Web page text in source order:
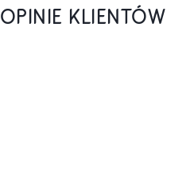
OPINIE KLIENTÓW